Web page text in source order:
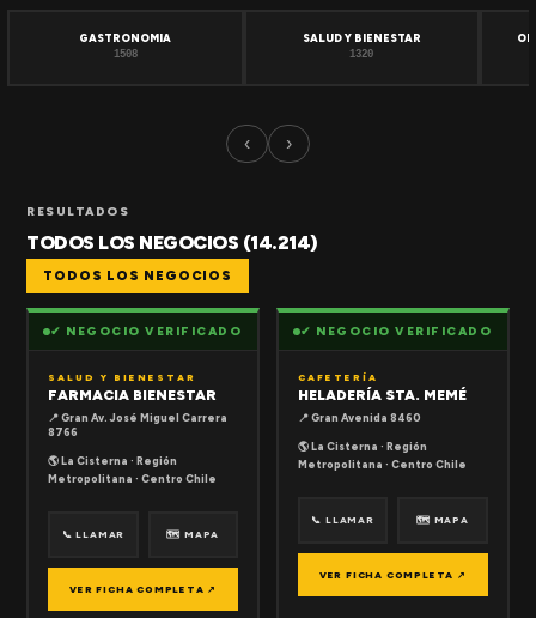
GASTRONOMIA
1508
SALUD Y BIENESTAR
1320
‹ ›
RESULTADOS
TODOS LOS NEGOCIOS (14.214)
TODOS LOS NEGOCIOS
✔ NEGOCIO VERIFICADO
SALUD Y BIENESTAR
FARMACIA BIENESTAR
📍 Gran Av. José Miguel Carrera
8766
🌎 La Cisterna · Región
Metropolitana · Centro Chile
📞 LLAMAR 🗺 MAPA
VER FICHA COMPLETA ↗
✔ NEGOCIO VERIFICADO
CAFETERÍA
HELADERÍA STA. MEMÉ
📍 Gran Avenida 8460
🌎 La Cisterna · Región
Metropolitana · Centro Chile
📞 LLAMAR 🗺 MAPA
VER FICHA COMPLETA ↗